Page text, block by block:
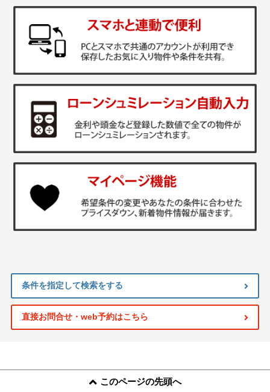
条件を指定して検索をする
直接お問合せ・web予約はこちら
このページの先頭へ